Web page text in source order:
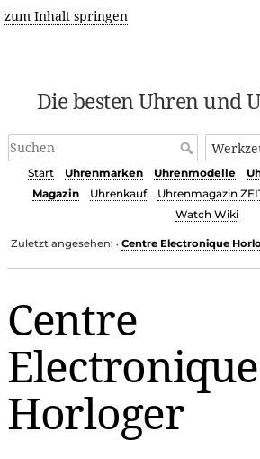
zum Inhalt springen
Die besten Uhren und
Start Uhrenmarken Uhrenmodelle
Magazin
Uhrenkauf Uhrenmagazin
Watch Wiki
Zuletzt angesehen: • Centre Electronique
Centre
Electronique
Horloger